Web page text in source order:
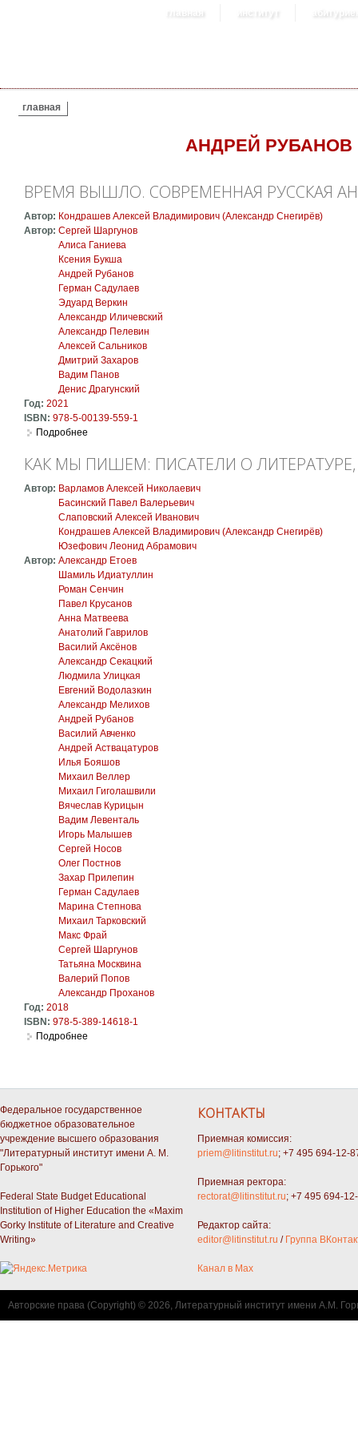
главная институт
ВЫ ЗДЕСЬ
главная
АНДРЕЙ РУБАНОВ
ВРЕМЯ ВЫШЛО. СОВРЕМЕННАЯ РУССКАЯ
Автор: Кондрашев Алексей Владимирович (Александр Снегирёв)
Автор: Сергей Шаргунов
Алиса Ганиева
Ксения Букша
Андрей Рубанов
Герман Садулаев
Эдуард Веркин
Александр Иличевский
Александр Пелевин
Алексей Сальников
Дмитрий Захаров
Вадим Панов
Денис Драгунский
Год: 2021
ISBN: 978-5-00139-559-1
Подробнее
КАК МЫ ПИШЕМ: ПИСАТЕЛИ О
Автор: Варламов Алексей Николаевич
Басинский Павел Валерьевич
Слаповский Алексей Иванович
Кондрашев Алексей Владимирович (Александр Снегирёв)
Юзефович Леонид Абрамович
Автор: Александр Етоев
Шамиль Идиатуллин
Роман Сенчин
Павел Крусанов
Анна Матвеева
Анатолий Гаврилов
Василий Аксёнов
Александр Секацкий
Людмила Улицкая
Евгений Водолазкин
Александр Мелихов
Андрей Рубанов
Василий Авченко
Андрей Аствацатуров
Илья Бояшов
Михаил Веллер
Михаил Гиголашвили
Вячеслав Курицын
Вадим Левенталь
Игорь Малышев
Сергей Носов
Олег Постнов
Захар Прилепин
Герман Садулаев
Марина Степнова
Михаил Тарковский
Макс Фрай
Сергей Шаргунов
Татьяна Москвина
Валерий Попов
Александр Проханов
Год: 2018
ISBN: 978-5-389-14618-1
Подробнее
Федеральное государственное
бюджетное образовательное
учреждение высшего образования
"Литературный институт имени А. М.
Горького"
Federal State Budget Educational
Institution of Higher Education the «Maxim
Gorky Institute of Literature and Creative
Writing»
КОНТАКТЫ
Приемная комиссия:
priem@litinstitut.ru; +7 495 694-12-
Приемная ректора:
rectorat@litinstitut.ru; +7 495 694-
Редактор сайта:
editor@litinstitut.ru / Группа
Канал в Max
Авторские права (Copyright) © 2026, Литературный институт имени А.М.